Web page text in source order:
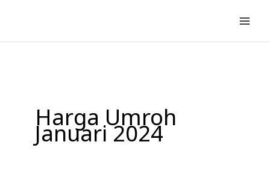
konten
Harga Umroh
Januari 2024